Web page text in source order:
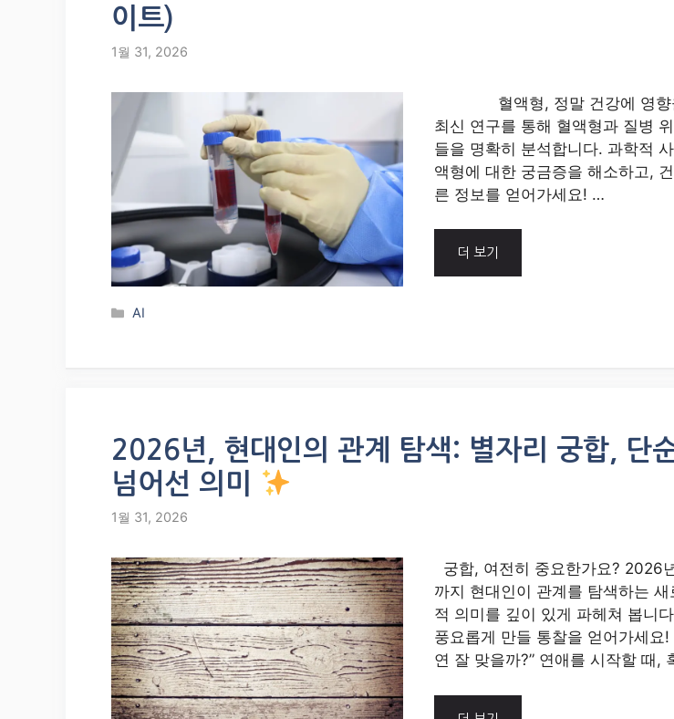
이트)
1월 31, 2026
혈액형, 정말 건강에 영향을
최신 연구를 통해 혈액형과 질병
들을 명확히 분석합니다. 과학적
액형에 대한 궁금증을 해소하고,
른 정보를 얻어가세요! …
더 보기
Categories
AI
2026년, 현대인의 관계 탐색: 별자리 궁합, 단
넘어선 의미
1월 31, 2026
궁합, 여전히 중요한가요? 2026
까지 현대인이 관계를 탐색하는
적 의미를 깊이 있게 파헤쳐 봅니
풍요롭게 만들 통찰을 얻어가세
연 잘 맞을까?” 연애를 시작할 때,